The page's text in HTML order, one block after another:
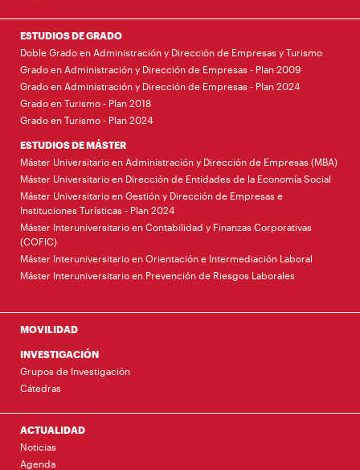
ESTUDIOS DE GRADO
Doble Grado en Administración y Dirección de Empresas y Turismo
Grado en Administración y Dirección de Empresas - Plan 2009
Grado en Administración y Dirección de Empresas - Plan 2024
Grado en Turismo - Plan 2018
Grado en Turismo - Plan 2024
ESTUDIOS DE MÁSTER
Máster Universitario en Administración y Dirección de Empresas (MBA)
Máster Universitario en Dirección de Entidades de la Economía Social
Máster Universitario en Gestión y Dirección de Empresas e
Instituciones Turísticas - Plan 2024
Máster Interuniversitario en Contabilidad y Finanzas Corporativas
(COFIC)
Máster Interuniversitario en Orientación e Intermediación Laboral
Máster Interuniversitario en Prevención de Riesgos Laborales
MOVILIDAD
INVESTIGACIÓN
Grupos de Investigación
Cátedras
ACTUALIDAD
Noticias
Agenda